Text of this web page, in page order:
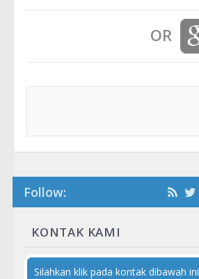
OR
Follow:
KONTAK KAMI
Silahkan klik pada kontak dibawah ini